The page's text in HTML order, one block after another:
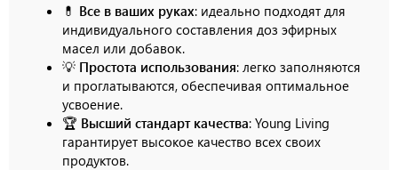
💊 Все в ваших руках: идеально подходят для
индивидуального составления доз эфирных
масел или добавок.
💡 Простота использования: легко заполняются
и проглатываются, обеспечивая оптимальное
усвоение.
🏆 Высший стандарт качества: Young Living
гарантирует высокое качество всех своих
продуктов.